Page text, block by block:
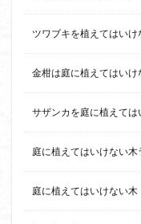
ツワブキを植えてはい
金柑は庭に植えてはい
サザンカを庭に植えては
庭に植えてはいけない
庭に植えてはいけない